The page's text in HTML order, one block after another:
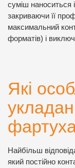
суміш наноситься
закриваючи її
максимальний
форматів) і
Які
Найбільш
який постійно